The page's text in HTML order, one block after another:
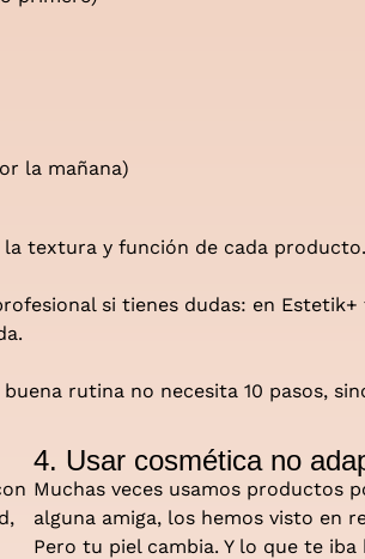
la mañana)
la textura y función de cada producto.
si tienes dudas: en
buena rutina no necesita 10 pasos,
4. Usar cosmética no
Muchas veces usamos productos
alguna amiga, los hemos visto en
Pero tu piel cambia. Y lo que te